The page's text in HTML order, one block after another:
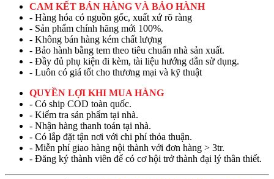
CAM KẾT BÁN HÀNG VÀ BẢO HÀNH
- Hàng hóa có nguồn gốc, xuất xứ rõ ràng
- Sản phẩm chính hãng mới 100%.
- Không bán hàng kém chất lượng
- Bảo hành bằng tem theo tiêu chuẩn nhà sản xuất.
- Đầy đủ phụ kiện đi kèm, tài liệu hướng dẫn sử dụng.
- Luôn có giá tốt cho thương mại và kỹ thuật
QUYỀN LỢI KHI MUA HÀNG
- Có ship COD toàn quốc.
- Kiểm tra sản phẩm tại nhà.
- Nhận hàng thanh toán tại nhà.
- Có lắp đặt tận nơi với chi phí thỏa thuận.
- Miễn phí giao hàng nội thành với đơn hàng > 3tr.
- Đăng ký thành viên để có cơ hội trở thành đại lý thân thiết.